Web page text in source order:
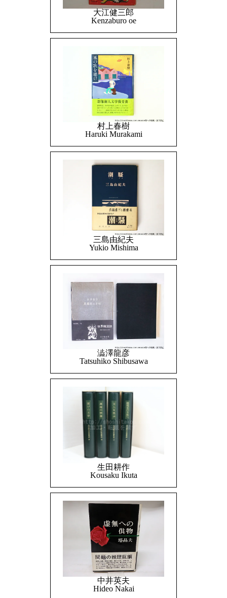
大江健三郎
Kenzaburo oe
村上春樹
Haruki Murakami
三島由紀夫
Yukio Mishima
澁澤龍彦
Tatsuhiko Shibusawa
生田耕作
Kousaku Ikuta
中井英夫
Hideo Nakai